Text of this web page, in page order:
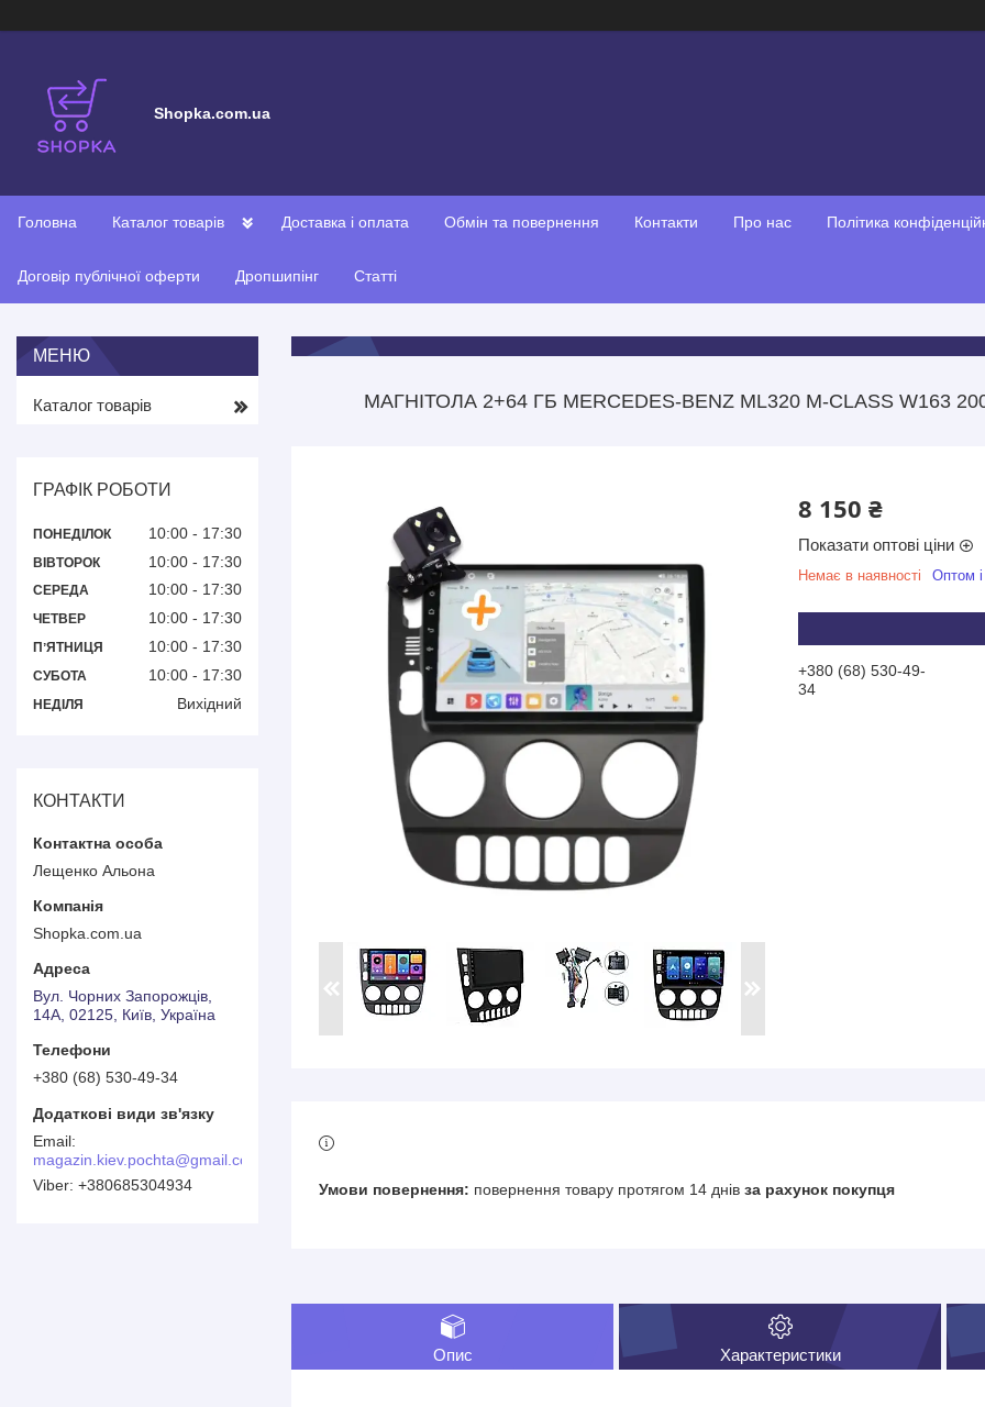
Shopka.com.ua
Головна Каталог товарів Доставка і оплата Обмін та повернення Контакти Про нас Політика
Договір публічної оферти Дропшипінг Статті
МАГНІТОЛА 2+64 ГБ MERCEDES-BENZ ML320 M-CLASS W163
8 150 ₴
Показати оптові ціни
Немає в наявності Оптом і
+380 (68) 530-49-
34
повернення товару протягом 14 днів за рахунок покупця
Опис Характеристики
Каталог товарів
ГРАФІК РОБОТИ
ПОНЕДІЛОК 10:00 17:30
ВІВТОРОК 10:00 17:30
СЕРЕДА 10:00 17:30
ЧЕТВЕР 10:00 17:30
ПʼЯТНИЦЯ 10:00 17:30
СУБОТА 10:00 17:30
НЕДІЛЯ Вихідний
КОНТАКТИ
Лещенко Альона
Shopka.com.ua
Вул. Чорних Запорожців,
14А, 02125, Київ, Україна
+380 (68) 530-49-34
magazin.kiev.pochta@gmail.com
+380685304934